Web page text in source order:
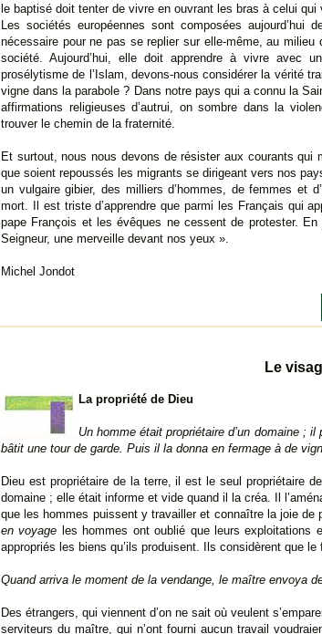
le baptisé doit tenter de vivre en ouvrant les bras à celui qui
Les sociétés européennes sont composées aujourd’hui
nécessaire pour ne pas se replier sur elle-même, au
société. Aujourd’hui, elle doit apprendre à vivre avec
prosélytisme de l’Islam, devons-nous considérer la vérité
vigne dans la parabole ? Dans notre pays qui a connu la
affirmations religieuses d’autrui, on sombre dans la
trouver le chemin de la fraternité.
Et surtout, nous nous devons de résister aux courants
que soient repoussés les migrants se dirigeant vers nos
un vulgaire gibier, des milliers d’hommes, de femmes et
mort. Il est triste d’apprendre que parmi les Français qui
pape François et les évêques ne cessent de protester.
Seigneur, une merveille devant nos yeux ».
Michel Jondot
Le
La propriété de Dieu
Un homme était propriétaire d’un domaine ;
bâtit une tour de garde. Puis il la donna en fermage à de
Dieu est propriétaire de la terre, il est le seul propriétaire
domaine ; elle était informe et vide quand il la créa. Il
que les hommes puissent y travailler et connaître la joie
en voyage les hommes ont oublié que leurs exploitations
appropriés les biens qu’ils produisent. Ils considèrent que
Quand arriva le moment de la vendange, le maître envoya
Des étrangers, qui viennent d’on ne sait où veulent
serviteurs du maître, qui n’ont fourni aucun travail